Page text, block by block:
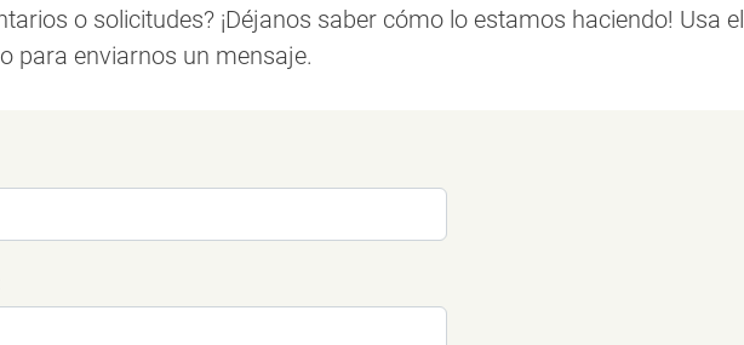
o solicitudes? ¡Déjanos saber cómo lo estamos haciendo! Usa el
para enviarnos un mensaje.